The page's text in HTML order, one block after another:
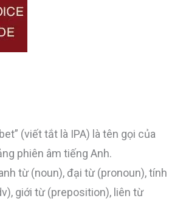
(viết tắt là IPA) là tên gọi của
phiên âm tiếng Anh.
từ (noun), đại từ (pronoun), tính
giới từ (preposition), liên từ